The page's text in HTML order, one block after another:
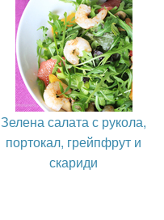
Зелена салата с рукола,
портокал, грейпфрут и
скариди